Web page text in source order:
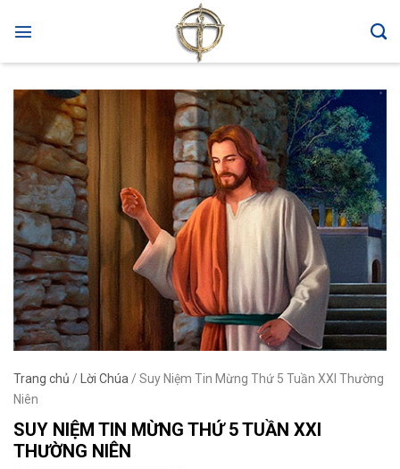
Trang chủ / Lời Chúa / Suy Niệm Tin Mừng Thứ 5 Tuần XXI Thường
Niên
SUY NIỆM TIN MỪNG THỨ 5 TUẦN XXI
THƯỜNG NIÊN